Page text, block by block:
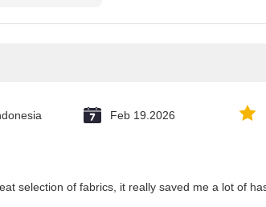
Feb 19.2026
selection of fabrics, it really saved me a lot of